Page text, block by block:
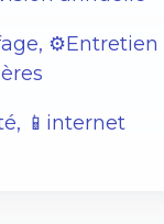
📱internet